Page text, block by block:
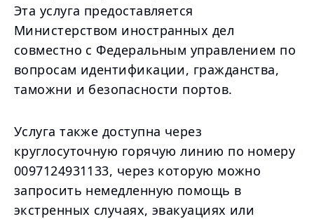
Эта услуга предоставляется
Министерством иностранных дел
совместно с Федеральным управлением по
вопросам идентификации, гражданства,
таможни и безопасности портов.
Услуга также доступна через
круглосуточную горячую линию по номеру
0097124931133, через которую можно
запросить немедленную помощь в
экстренных случаях, эвакуациях или